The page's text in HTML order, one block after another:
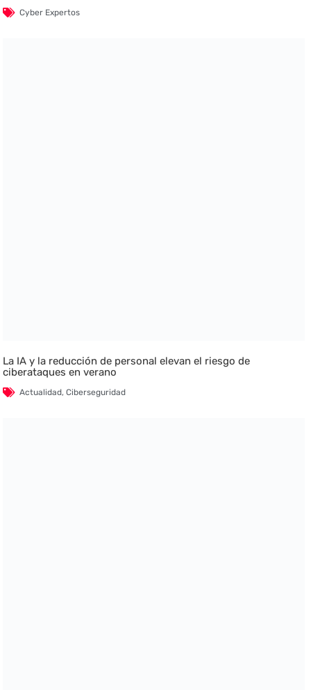
Cyber Expertos
La IA y la reducción de personal elevan el riesgo de
ciberataques en verano
Actualidad,Ciberseguridad